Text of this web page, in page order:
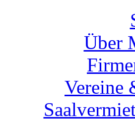
Über
Vereine